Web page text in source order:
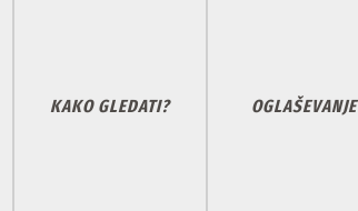
KAKO GLEDATI? OGLAŠEVANJE